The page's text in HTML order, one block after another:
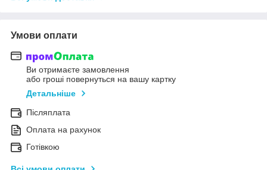
Умови оплати
Ви отримаєте замовлення
або гроші повернуться на вашу картку
Детальніше
Післяплата
Оплата на рахунок
Готівкою